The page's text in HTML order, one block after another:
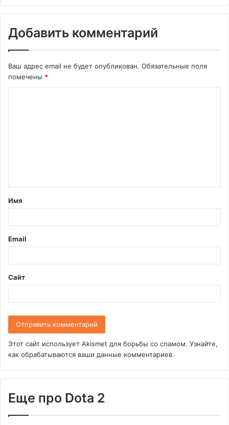
Добавить комментарий
Ваш адрес email не будет опубликован. Обязательные поля
помечены *
т
а
й
*
Имя
Email
Сайт
Этот сайт использует Akismet для борьбы со спамом. Узнайте,
как обрабатываются ваши данные комментариев.
Еще про Dota 2